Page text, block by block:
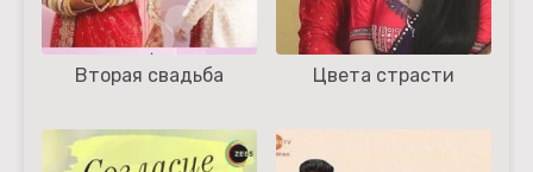
Вторая свадьба Цвета страсти